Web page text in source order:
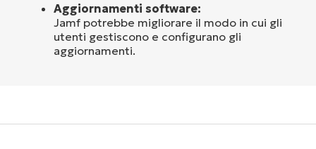
Aggiornamenti software:
Jamf potrebbe migliorare il modo in cui gli
utenti gestiscono e configurano gli
aggiornamenti.